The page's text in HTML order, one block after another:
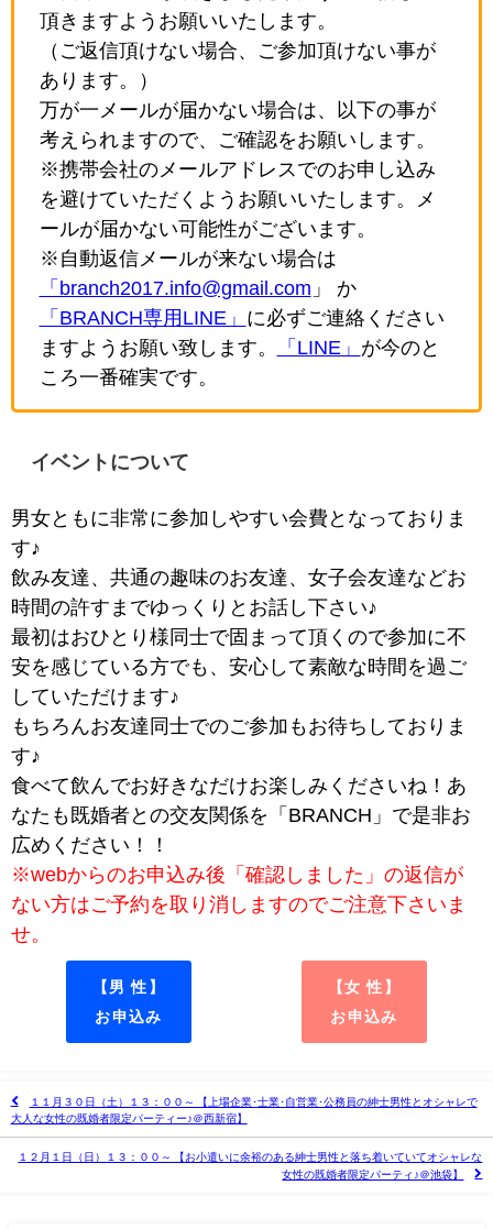
頂きますようお願いいたします。
（ご返信頂けない場合、ご参加頂けない事が
あります。）
万が一メールが届かない場合は、以下の事が
考えられますので、ご確認をお願いします。
※携帯会社のメールアドレスでのお申し込み
を避けていただくようお願いいたします。メ
ールが届かない可能性がございます。
※自動返信メールが来ない場合は
「branch2017.info@gmail.com 」 か
「BRANCH専用LINE」 に必ずご連絡ください
ますようお願い致します。
「LINE」 が今のと
ころ一番確実です。
イベントについて
男女ともに非常に参加しやすい会費となっておりま
す♪
飲み友達、共通の趣味のお友達、女子会友達などお
時間の許すまでゆっくりとお話し下さい♪
最初はおひとり様同士で固まって頂くので参加に不
安を感じている方でも、安心して素敵な時間を過ご
していただけます♪
もちろんお友達同士でのご参加もお待ちしておりま
す♪
食べて飲んでお好きなだけお楽しみくださいね！あ
なたも既婚者との交友関係を「BRANCH」で是非お
広めください！！
※webからのお申込み後「確認しました」の返信が
ない方はご予約を取り消しますのでご注意下さいま
せ。
【男 性】
お申込み
【女 性】
お申込み
１１月３０日（土）１３：００～ 【上場企業･士業･自営業･公務員の紳士男性とオシャレで
大人な女性の既婚者限定パーティー♪＠西新宿】
１２月１日（日）１３：００～ 【お小遣いに余裕のある紳士男性と落ち着いていてオシャレな
女性の既婚者限定パーティ♪＠池袋】